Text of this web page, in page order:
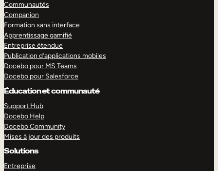
Communautés
Companion
Formation sans interface
Apprentissage gamifié
Entreprise étendue
Publication d’applications mobiles
Docebo pour MS Teams
Docebo pour Salesforce
Éducation et communauté
Support Hub
Docebo Help
Docebo Community
Mises à jour des produits
Solutions
Entreprise